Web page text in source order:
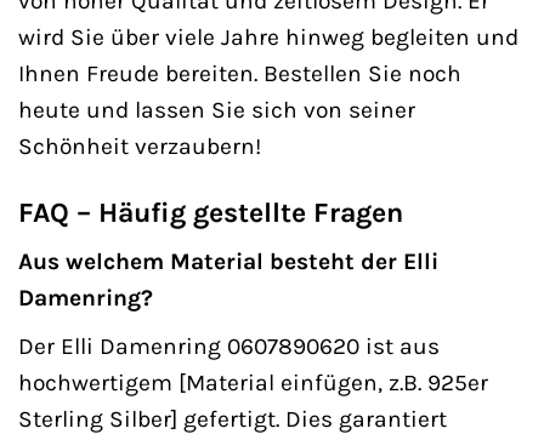
wird Sie über viele Jahre hinweg begleiten und
Ihnen Freude bereiten. Bestellen Sie noch
heute und lassen Sie sich von seiner
Schönheit verzaubern!
FAQ – Häufig gestellte Fragen
Aus welchem Material besteht der Elli
Damenring?
Der Elli Damenring 0607890620 ist aus
hochwertigem [Material einfügen, z.B. 925er
Sterling Silber] gefertigt. Dies garantiert